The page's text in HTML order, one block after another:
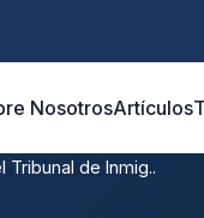
NosotrosArtículos
Tribunal de Inmig..